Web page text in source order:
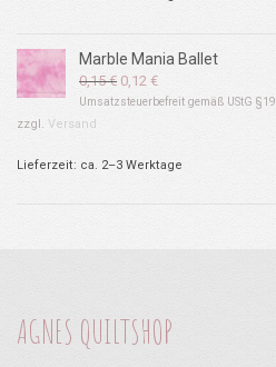
Marble Mania Ballet
0,15€ Ursprünglicher
Preis
0,12 €Aktueller
Preis
Umsatzsteuerbefreit gemäß UStG §19
zzgl. Versand
Lieferzeit: ca. 2–3 Werktage
AGNES QUILTSHOP